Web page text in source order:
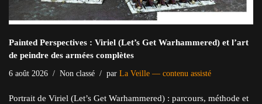
Painted Perspectives : Viriel (Let’s Get Warhammered) et l’art
de peindre des armées complètes
6 août 2026 Non classé par La Veille — contenu assisté
Portrait de Viriel (Let’s Get Warhammered) : parcours, méthode et